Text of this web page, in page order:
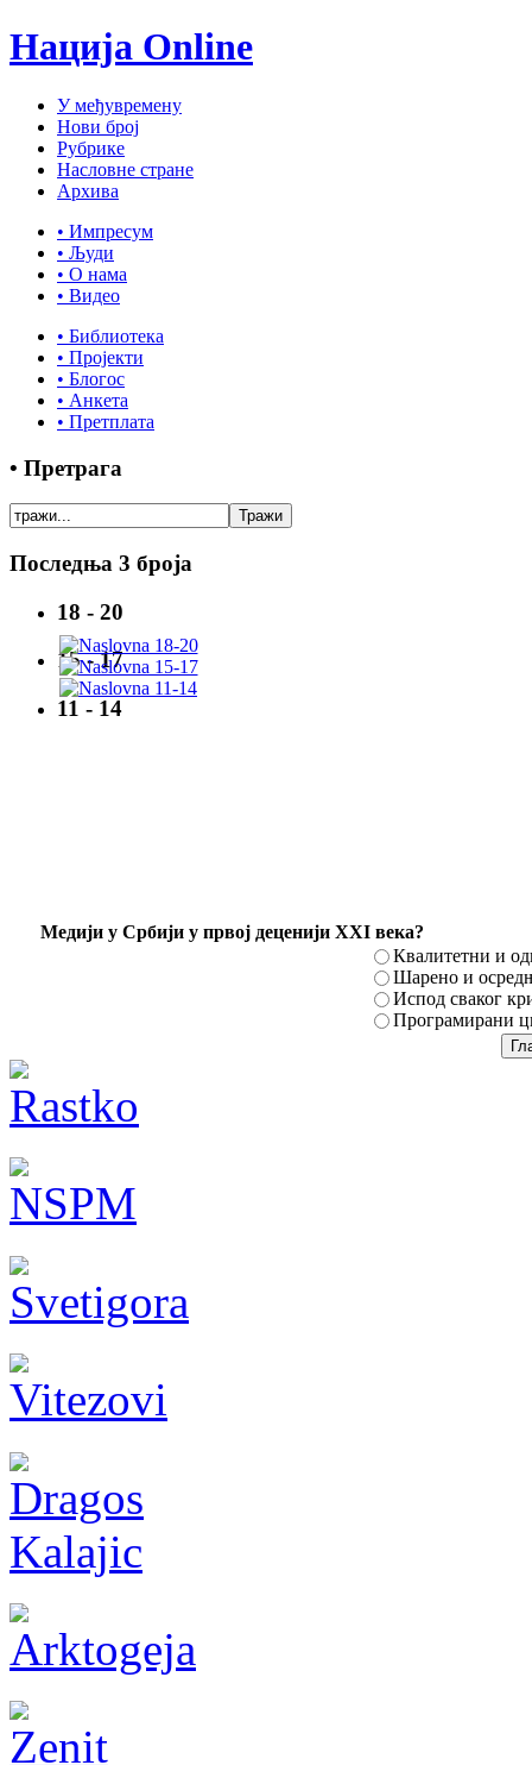
Нација Online
У међувремену
Нови број
Рубрике
Насловне стране
Архива
• Импресум
• Људи
• О нама
• Видео
• Библиотека
• Пројекти
• Блогос
• Анкета
• Претплата
• Претрага
Последња 3 броја
18 - 20
15 - 17
11 - 14
Mедији у Србији у првој деценији XXI века?
Квалитетни и
Шарено и
Испод сваког
Програмирани